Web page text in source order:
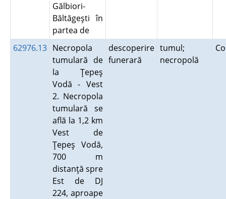
Gălbiori-
Băltăgeşti în
partea de
62976.13 Necropola
tumulară de
la Ţepeş
Vodă - Vest
2. Necropola
tumulară se
află la 1,2 km
Vest de
Ţepeş Vodă,
700 m
distanţă spre
Est de DJ
224, aproape
descoperire
funerară
tumul;
necropolă